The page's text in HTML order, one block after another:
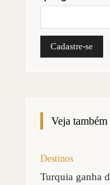
Veja também
Destinos
Turquia ganha